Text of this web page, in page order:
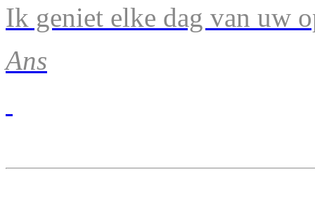
Ik geniet elke dag van uw
Ans